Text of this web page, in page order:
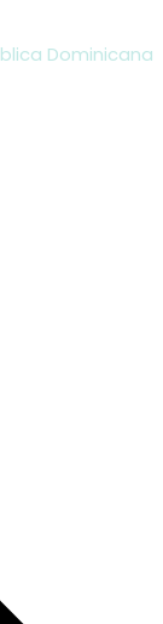
Dominicana